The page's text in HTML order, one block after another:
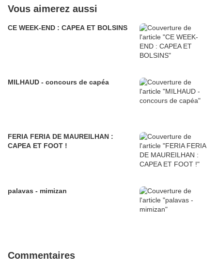
Vous aimerez aussi
CE WEEK-END : CAPEA ET BOLSINS
MILHAUD - concours de capéa
FERIA FERIA DE MAUREILHAN :
CAPEA ET FOOT !
palavas - mimizan
Commentaires